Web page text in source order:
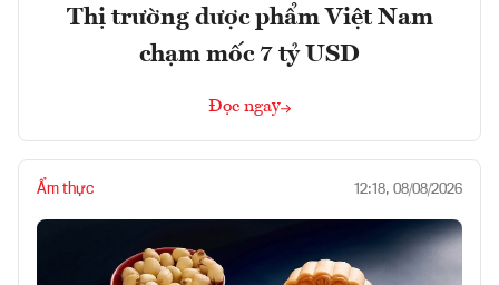
Thị trường dược phẩm Việt Nam
chạm mốc 7 tỷ USD
Đọc ngay
Ẩm thực 12:18, 08/08/2026